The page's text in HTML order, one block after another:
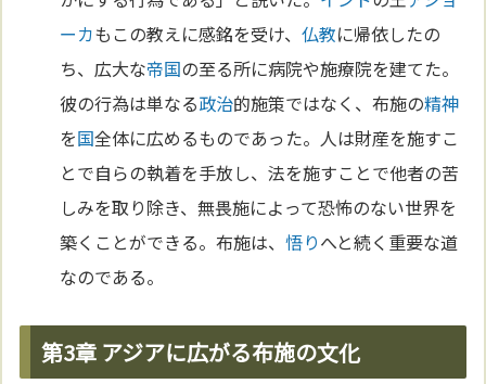
ーカもこの教えに感銘を受け、仏教に帰依したの
ち、広大な帝国の至る所に病院や施療院を建てた。
彼の行為は単なる政治的施策ではなく、布施の精神
を国全体に広めるものであった。人は財産を施すこ
とで自らの執着を手放し、法を施すことで他者の苦
しみを取り除き、無畏施によって恐怖のない世界を
築くことができる。布施は、悟りへと続く重要な道
なのである。
第3章 アジアに広がる布施の文化